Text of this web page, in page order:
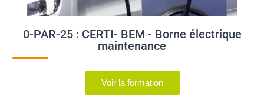
0-PAR-25 : CERTI- BEM - Borne électrique
maintenance
Voir la formation